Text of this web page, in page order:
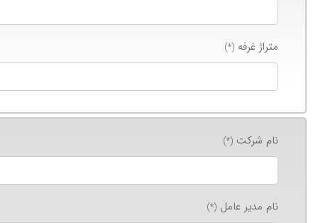
متراژ غرفه (*)
نام شرکت (*)
نام مدیر عامل (*)